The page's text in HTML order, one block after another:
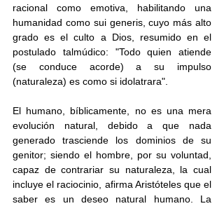
racional como emotiva, habilitando una
humanidad como sui generis, cuyo más alto
grado es el culto a Dios, resumido en el
postulado talmúdico: "Todo quien atiende
(se conduce acorde) a su impulso
(naturaleza) es como si idolatrara".
El humano, bíblicamente, no es una mera
evolución natural, debido a que nada
generado trasciende los dominios de su
genitor; siendo el hombre, por su voluntad,
capaz de contrariar su naturaleza, la cual
incluye el raciocinio, afirma Aristóteles que el
saber es un deseo natural humano. La